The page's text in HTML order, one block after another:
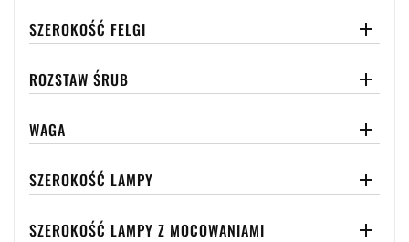
SZEROKOŚĆ FELGI 
ROZSTAW ŚRUB 
WAGA 
SZEROKOŚĆ LAMPY 
SZEROKOŚĆ LAMPY Z MOCOWANIAMI 